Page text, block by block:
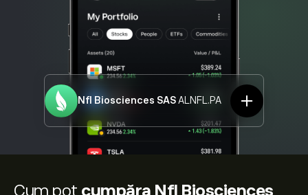
Nfl Biosciences SASALNFL.PA
Cum pot cumpăra Nfl Biosciences